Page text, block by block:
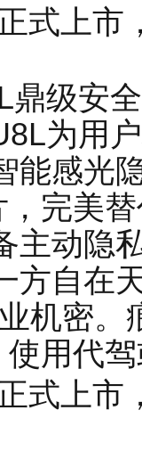
鼎级安
为用
能感光
完美
主动隐
方自在
机密
使用代